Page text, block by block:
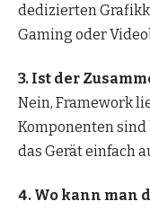
dedizierten
Gaming oder
3. Ist der
Nein, Framework
Komponenten
das Gerät einfach
4. Wo kann man